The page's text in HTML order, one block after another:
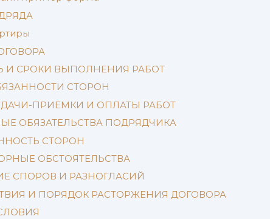
И СРОКИ ВЫПОЛНЕНИЯ РАБОТ
СТОРОН
ПРИЕМКИ И ОПЛАТЫ РАБОТ
ОБЯЗАТЕЛЬСТВА ПОДРЯДЧИКА
СТОРОН
ОБСТОЯТЕЛЬСТВА
СПОРОВ И РАЗНОГЛАСИЙ
И ПОРЯДОК РАСТОРЖЕНИЯ ДОГОВОРА